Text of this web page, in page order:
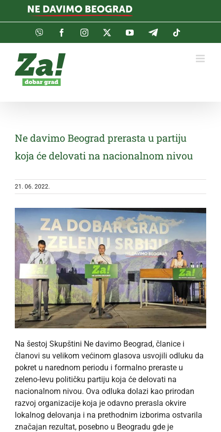
Viber FacebookInstagramTwitterYouTubeTelegram
Ne davimo Beograd prerasta u partiju
koja će delovati na nacionalnom nivou
21. 06. 2022.
Na šestoj Skupštini Ne davimo Beograd, članice i
članovi su velikom većinom glasova usvojili odluku da
pokret u narednom periodu i formalno preraste u
zeleno-levu političku partiju koja će delovati na
nacionalnom nivou. Ova odluka dolazi kao prirodan
razvoj organizacije koja je odavno prerasla okvire
lokalnog delovanja i na prethodnim izborima ostvarila
značajan rezultat, posebno u Beogradu gde je